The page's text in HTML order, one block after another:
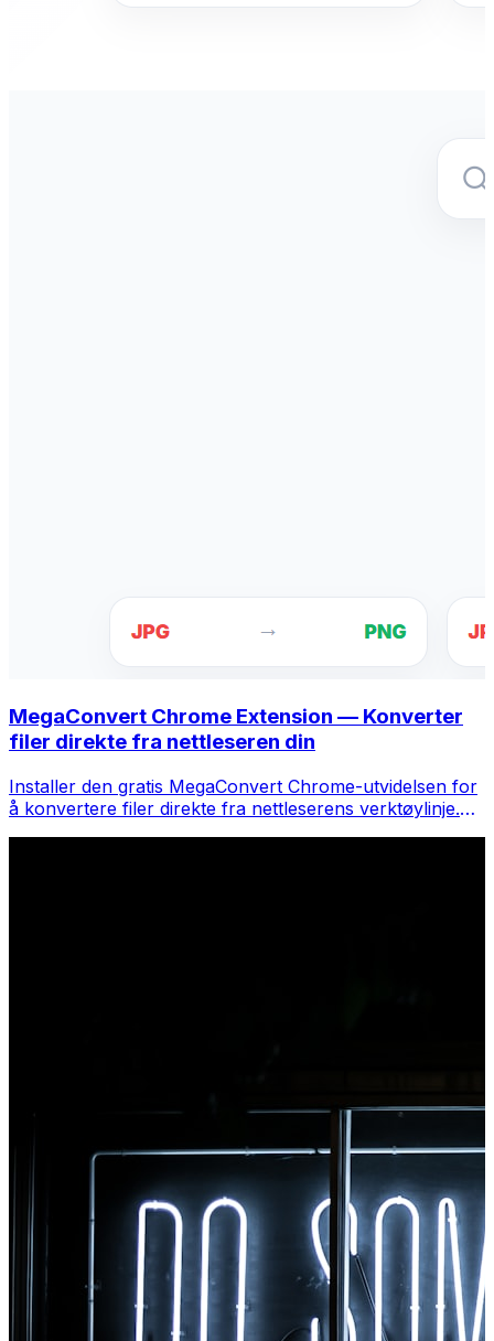
MegaConvert Chrome Extension — Konverter
filer direkte fra nettleseren din
Installer den gratis MegaConvert Chrome-utvidelsen for
å konvertere filer direkte fra nettleserens verktøylinje.